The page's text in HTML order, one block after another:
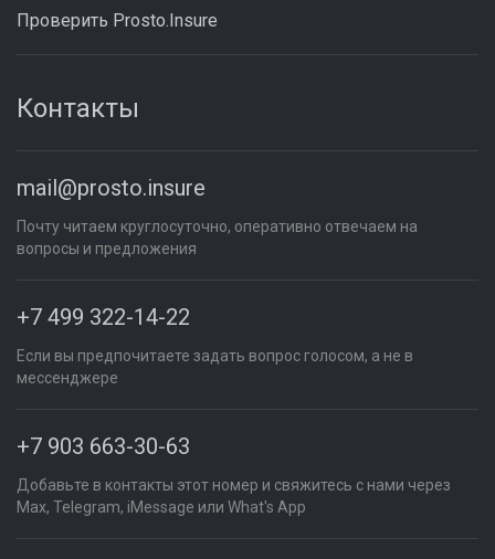
Проверить Prosto.Insure
Контакты
mail@prosto.insure
Почту читаем круглосуточно, оперативно отвечаем на
вопросы и предложения
+7 499 322-14-22
Если вы предпочитаете задать вопрос голосом, а не в
мессенджере
+7 903 663-30-63
Добавьте в контакты этот номер и свяжитесь с нами через
Max, Telegram, iMessage или What's App